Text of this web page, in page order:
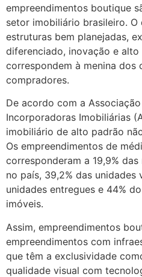
empreendimentos boutique
setor imobiliário brasileiro. O
estruturas bem planejadas,
diferenciado, inovação e
correspondem à menina dos
compradores.
De acordo com a
Incorporadoras Imobiliárias
imobiliário de alto padrão
Os empreendimentos de
corresponderam a 19,9%
no país, 39,2% das unidades
unidades entregues e 44%
imóveis.
Assim, empreendimentos
empreendimentos com
que têm a exclusividade
qualidade visual com